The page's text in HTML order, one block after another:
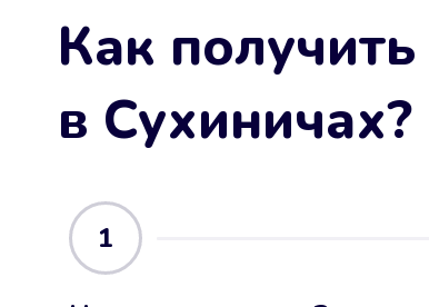
Как
в Сухиничах?
1